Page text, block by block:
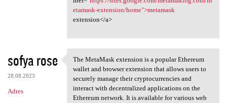
etamask-extension/home">metamask
extension</a>
sofya rose
28.08.2023
Adres
The MetaMask extension is a
The MetaMask extension is a popular Ethereum
wallet and browser extension that allows users to
securely manage their cryptocurrencies and
interact with decentralized applications on the
Ethereum network. It is available for various web